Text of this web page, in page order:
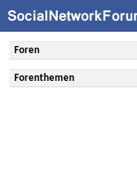
Foren
Forenthemen